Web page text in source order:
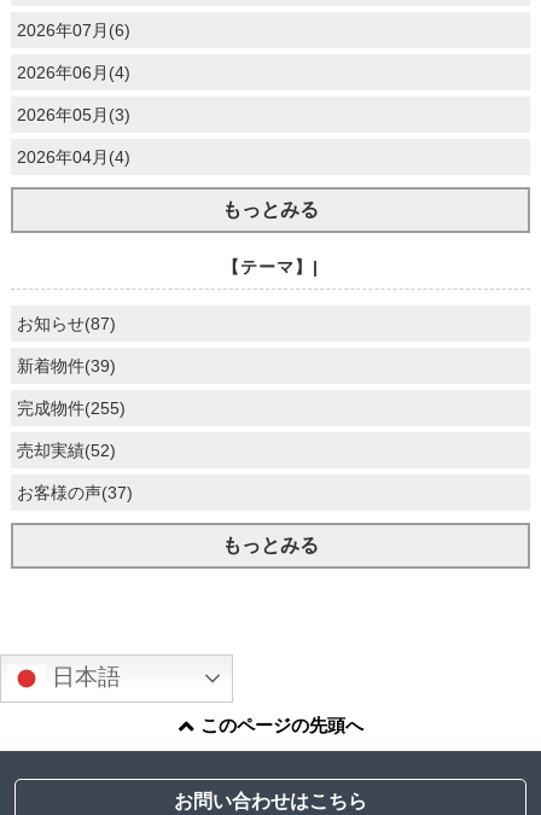
2026年07月(6)
2026年06月(4)
2026年05月(3)
2026年04月(4)
もっとみる
【テーマ】|
お知らせ(87)
新着物件(39)
完成物件(255)
売却実績(52)
お客様の声(37)
もっとみる
日本語
このページの先頭へ
お問い合わせはこちら